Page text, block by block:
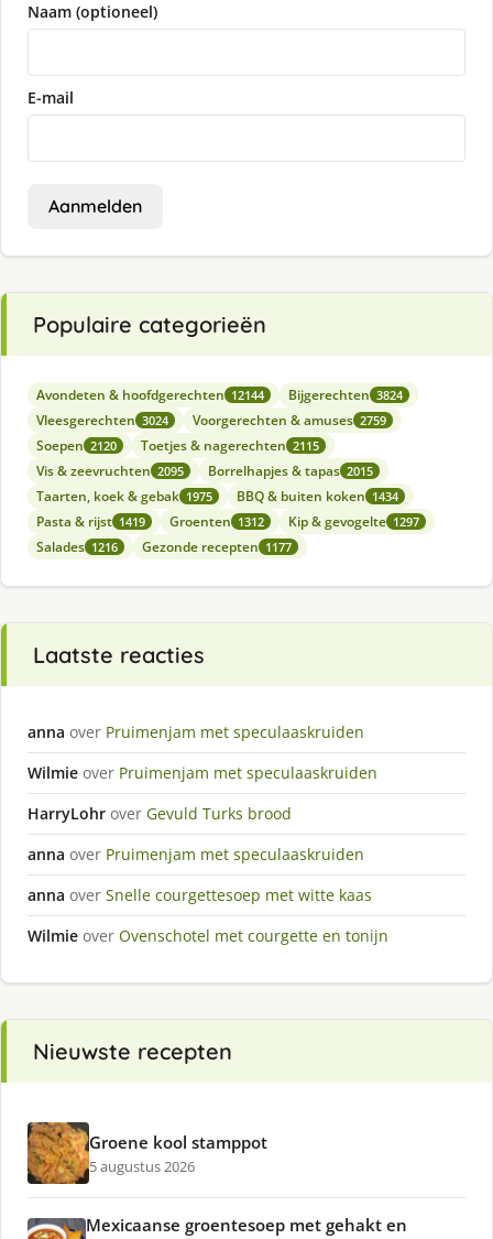
Naam (optioneel)
E-mail
Aanmelden
Populaire categorieën
Avondeten & hoofdgerechten 12144 Bijgerechten 3824
Vleesgerechten 3024 Voorgerechten & amuses 2759
Soepen 2120 Toetjes & nagerechten 2115
Vis & zeevruchten 2095 Borrelhapjes & tapas 2015
Taarten, koek & gebak 1975 BBQ & buiten koken 1434
Pasta & rijst 1419 Groenten 1312 Kip & gevogelte 1297
Salades 1216 Gezonde recepten 1177
Laatste reacties
anna over Pruimenjam met speculaaskruiden
Wilmie over Pruimenjam met speculaaskruiden
HarryLohr over Gevuld Turks brood
anna over Pruimenjam met speculaaskruiden
anna over Snelle courgettesoep met witte kaas
Wilmie over Ovenschotel met courgette en tonijn
Nieuwste recepten
Groene kool stamppot
5 augustus 2026
Mexicaanse groentesoep met gehakt en